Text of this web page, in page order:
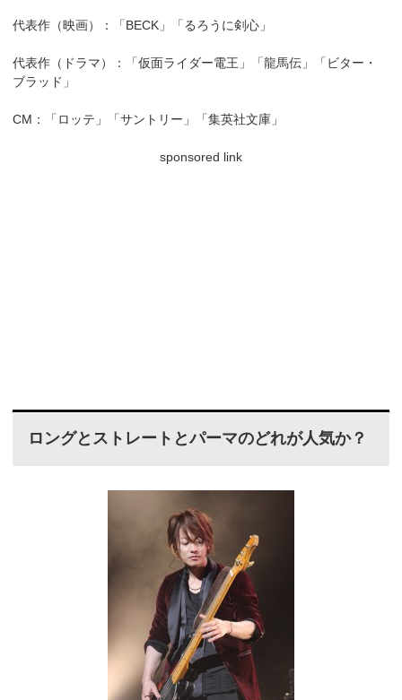
代表作（映画）：「BECK」「るろうに剣心」
代表作（ドラマ）：「仮面ライダー電王」「龍馬伝」「ビター・
ブラッド」
CM：「ロッテ」「サントリー」「集英社文庫」
sponsored link
ロングとストレートとパーマのどれが人気か？